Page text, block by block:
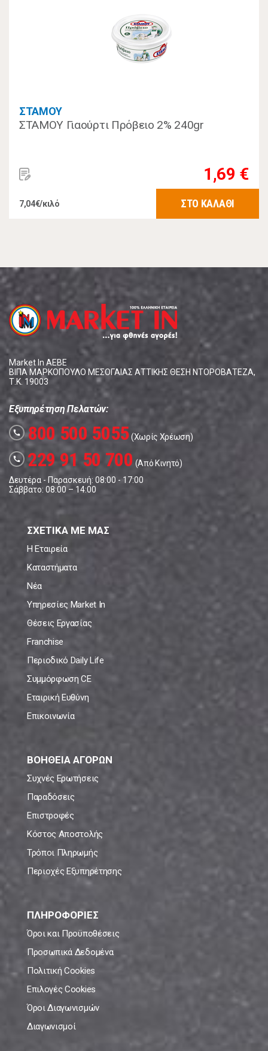
ΣΤΑΜΟΥ
ΣΤΑΜΟΥ Γιαούρτι Πρόβειο 2% 240gr
1,69 €
7,04€/κιλό ΣΤΟ ΚΑΛΑΘΙ
Market In ΑΕΒΕ
ΒΙΠΑ ΜΑΡΚΟΠΟΥΛΟ ΜΕΣΟΓΑΙΑΣ ΑΤΤΙΚΗΣ ΘΕΣΗ ΝΤΟΡΟΒΑΤΕΖΑ,
Τ.Κ. 19003
Εξυπηρέτηση Πελατών:
call 800 500 5055(Χωρίς Χρέωση)
call 229 91 50 700 (Από Κινητό)
Δευτέρα - Παρασκευή: 08:00 - 17:00
Σάββατο: 08:00 – 14:00
ΣΧΕΤΙΚΑ ΜΕ ΜΑΣ
Η Εταιρεία
Καταστήματα
Νέα
Υπηρεσίες Market In
Θέσεις Εργασίας
Franchise
Περιοδικό Daily Life
Συμμόρφωση CE
Εταιρική Ευθύνη
Επικοινωνία
ΒΟΗΘΕΙΑ ΑΓΟΡΩΝ
Συχνές Ερωτήσεις
Παραδόσεις
Επιστροφές
Κόστος Αποστολής
Τρόποι Πληρωμής
Περιοχές Εξυπηρέτησης
ΠΛΗΡΟΦΟΡΙΕΣ
Όροι και Προϋποθέσεις
Προσωπικά Δεδομένα
Πολιτική Cookies
Επιλογές Cookies
Όροι Διαγωνισμών
Διαγωνισμοί